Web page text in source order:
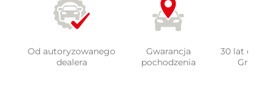
Od autoryzowanego
dealera
Gwarancja
pochodzenia
30 lat
Grupy